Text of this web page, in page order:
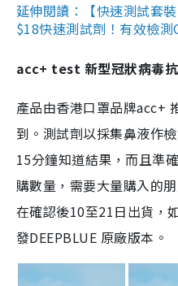
延伸閱讀：【快速測試套
$18快速測試劑！有效檢
acc+ test 新型冠狀病毒
產品由香港口罩品牌acc+
到。測試劑以採集鼻液作
15分鐘知道結果，而且準
購數量，需要大量購入的
在確認後10至21日出貨，
發DEEPBLUE 原廠版本。